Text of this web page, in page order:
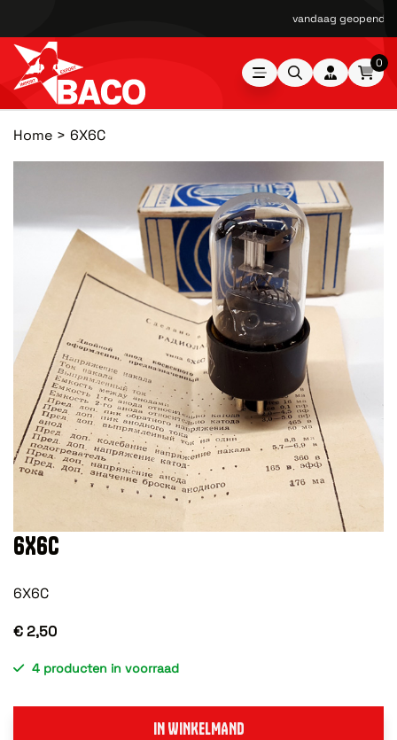
vandaag geopend
0
Home 6X6C
6X6C
6X6C
€ 2,50
4 producten in voorraad
IN WINKELMAND